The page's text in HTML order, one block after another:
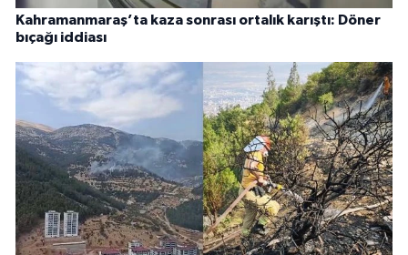
Kahramanmaraş’ta kaza sonrası ortalık karıştı: Döner
bıçağı iddiası